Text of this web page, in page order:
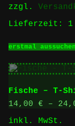
zzgl.
Lieferzeit: 1
erstmal aussuchen
Fische – T-
14,00 € –
inkl. MwSt.